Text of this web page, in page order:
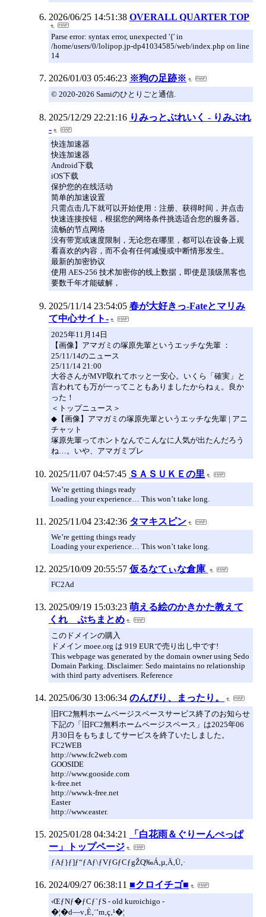
2026/06/25 14:51:38 OVERALL QUARTER TOP
Parse error: syntax error, unexpected '{' in
/home/users/0/lolipop.jp-dp41034585/web/index.php on line
14
2026/01/03 05:46:23 ※狗の足跡※
© 2020-2026 Samiのひとりごと通信.
2025/12/29 22:21:16 りみっとぶれいく - りみぶれ
-
快连加速器
快连加速器
Android下载
iOS下载
保护您的在线活动
简单的加速设置
只需点击几下就可以开始使用：注册、获得时间，并点击
快速连接按钮，根据您的网络条件挑选适合您的服务器。
流畅的节点网络
没有带宽或速度限制，无论您在哪里，都可以在设备上观
看喜欢的内容，而不会有任何减慢或中断情形发生。
最新的加密协议
使用 AES-256 技术加密你的线上数据，即使是顶级黑客也
要数千年才能破解，
2025/11/14 23:54:05 春が大好きっ-Fateとマリみ
て中心サイト-
2025年11月14日
【画像】アマガミの塚原先輩というエッチな先輩 ：
25/11/14のニュース
25/11/14 21:00
大谷さんがMVP取れてホッと一安心。いくら「確実」と
言われても万が一ってこともありましたからねぇ。良か
った！
＜トップニュース＞
◆【画像】アマガミの塚原先輩というエッチな先輩 | アニ
チャット
塚原先輩ってホントなんでこんなに人気が出たんだろう
ね…。いや、アマガミプレ
2025/11/07 04:57:45 ＳＡＳＵＫＥの里
We’re getting things ready
Loading your experience… This won’t take long.
2025/11/04 23:42:36 タマキスピン
We’re getting things ready
Loading your experience… This won’t take long.
2025/10/09 20:55:57 仮るなてぃな倉庫
FC2Ad
2025/09/19 15:03:23 萌える絵のかきかた教えて
くれ ぷちまとめ
このドメインの購入
ドメイン moee.org は 919 EURで売り出し中です!
This webpage was generated by the domain owner using Sedo
Domain Parking. Disclaimer: Sedo maintains no relationship
with third party advertisers. Reference
2025/06/30 13:06:34 のんびり、まったり。
旧FC2無料ホームページスペースサービス終了のお知らせ
下記の「旧FC2無料ホームページスペース」は2025年06
月30日をもちましてサービスを終了いたしました。
FC2WEB
http://www.fc2web.com
GOOSIDE
http://www.gooside.com
k-free.net
http://www.k-free.net
Easter
http://www.easter.
2025/01/28 04:34:21
「白花雨＆ぐりーんぺっぱ
ー」トップページ
ƒAƒ}ƒ]ƒ“ƒAƒ\ƒVƒGƒCƒgŽQ‰Á‚µ‚Ä‚Ü‚·
2024/09/27 06:38:11 ■クロイチゴ■
‹ŒƒNƒ�ƒCƒ`ƒS - old kuroichigo -
�¦�d—v‚È‚¨’m‚ç‚¹�¦